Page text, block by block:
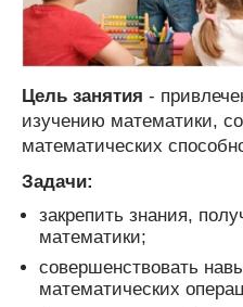
Цель занятия -
изучению математики,
математических
Задачи:
закрепить знания,
математики;
совершенствовать
математических